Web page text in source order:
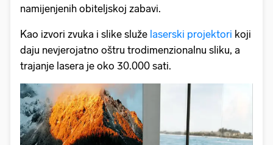
namijenjenih obiteljskoj zabavi.
Kao izvori zvuka i slike služe laserski projektori koji
daju nevjerojatno oštru trodimenzionalnu sliku, a
trajanje lasera je oko 30.000 sati.